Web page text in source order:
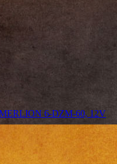
MERLION 6-DZM-60, 12V